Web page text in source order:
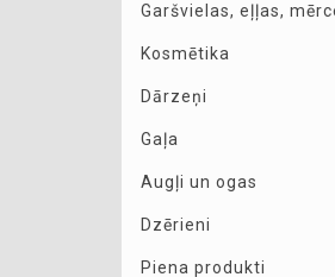
Garšvielas, eļļas,
Kosmētika
Dārzeņi
Gaļa
Augļi un ogas
Dzērieni
Piena produkti